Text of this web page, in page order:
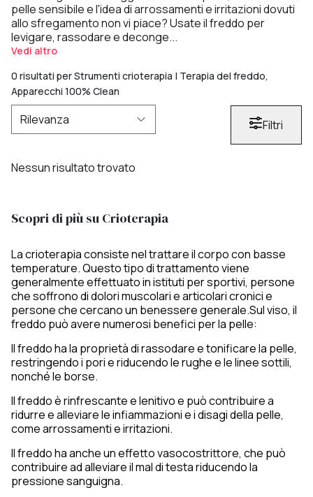
pelle sensibile e l'idea di arrossamenti e irritazioni dovuti
allo sfregamento non vi piace? Usate il freddo per
levigare, rassodare e deconge...
Vedi altro
0 risultati per Strumenti crioterapia | Terapia del freddo,
Apparecchi 100% Clean
Filtri
Nessun risultato trovato
Scopri di più su Crioterapia
La crioterapia consiste nel trattare il corpo con basse
temperature. Questo tipo di trattamento viene
generalmente effettuato in istituti per sportivi, persone
che soffrono di dolori muscolari e articolari cronici e
persone che cercano un benessere generale.Sul viso, il
freddo può avere numerosi benefici per la pelle:
Il freddo ha la proprietà di rassodare e tonificare la pelle,
restringendo i pori e riducendo le rughe e le linee sottili,
nonché le borse.
Il freddo è rinfrescante e lenitivo e può contribuire a
ridurre e alleviare le infiammazioni e i disagi della pelle,
come arrossamenti e irritazioni.
Il freddo ha anche un effetto vasocostrittore, che può
contribuire ad alleviare il mal di testa riducendo la
pressione sanguigna.